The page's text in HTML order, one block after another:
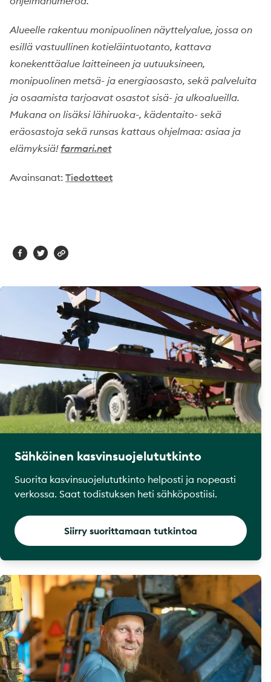
Alueelle rakentuu monipuolinen näyttelyalue, jossa on
esillä vastuullinen kotieläintuotanto, kattava
konekenttäalue laitteineen ja uutuuksineen,
monipuolinen metsä- ja energiaosasto, sekä palveluita
ja osaamista tarjoavat osastot sisä- ja ulkoalueilla.
Mukana on lisäksi lähiruoka-, kädentaito- sekä
eräosastoja sekä runsas kattaus ohjelmaa: asiaa ja
elämyksiä! farmari.net
Avainsanat: Tiedotteet
Sähköinen kasvinsuojelututkinto
Suorita kasvinsuojelututkinto helposti ja nopeasti
verkossa. Saat todistuksen heti sähköpostiisi.
Siirry suorittamaan tutkintoa